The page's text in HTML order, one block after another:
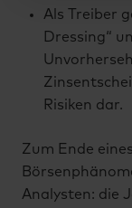
Als Treiber
Dressing“
Risiken dar.
Zum Ende
Analysten: die